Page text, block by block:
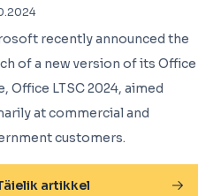
recently announced the
of a new version of its Office
Office LTSC 2024, aimed
at commercial and
customers.
artikkel